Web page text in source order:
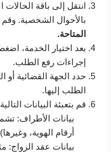
انتقل إلى باقة
بالأحوال الشخصية. وقم
المتاحة.
بعد اختيار الخدمة،
إجراءات رفع الطلب.
حدد الجهة القضائية
الطلب إليها.
قم بتعبئة البيانات
بيانات الأطراف:
أرقام الهوية،
بيانات عقد الزواج: